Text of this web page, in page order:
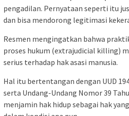
pengadilan. Pernyataan seperti itu
dan bisa mendorong legitimasi
Resmen mengingatkan bahwa
proses hukum (extrajudicial killing)
serius terhadap hak asasi manusia.
Hal itu bertentangan dengan UUD
serta Undang-Undang Nomor 39
menjamin hak hidup sebagai hak